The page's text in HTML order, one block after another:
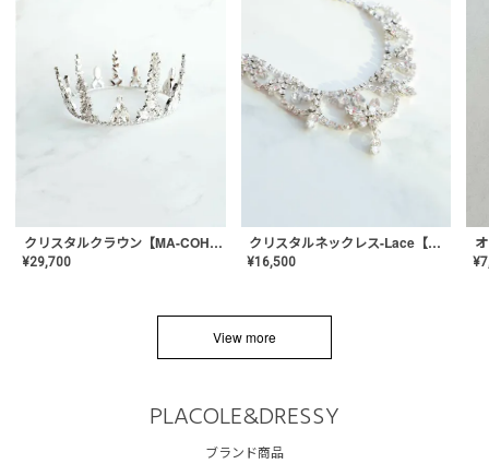
クリスタルクラウン【MA-COHD-01】韓国風クラウン/ウェディングクラウン/ティアラ
¥29,700
クリスタルネックレス-Lace【MA-CONL-02】
¥16,500 ¥
View more
PLACOLE&DRESSY
ブランド商品